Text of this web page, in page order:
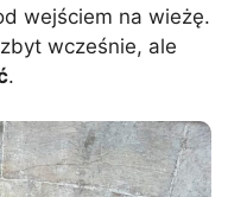
wejściem na wieżę.
wcześnie, ale
.